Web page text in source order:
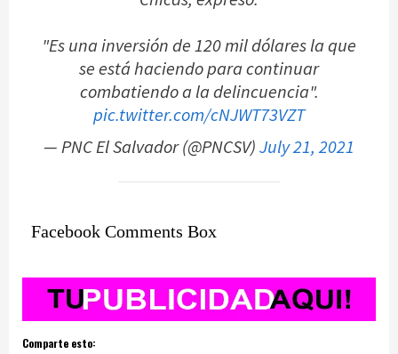
"Es una inversión de 120 mil dólares la que
se está haciendo para continuar
combatiendo a la delincuencia".
pic.twitter.com/cNJWT73VZT
— PNC El Salvador (@PNCSV)July 21, 2021
Facebook Comments Box
Comparte esto: